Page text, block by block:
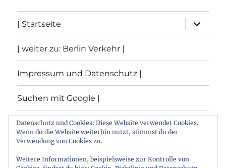
| Startseite
öffnen
| weiter zu: Berlin Verkehr |
Impressum und Datenschutz |
Suchen mit Google |
Themen
Datenschutz und Cookies: Diese Website verwendet Cookies.
Wenn du die Website weiterhin nutzt, stimmst du der
Verwendung von Cookies zu.
Weitere Informationen, beispielsweise zur Kontrolle von